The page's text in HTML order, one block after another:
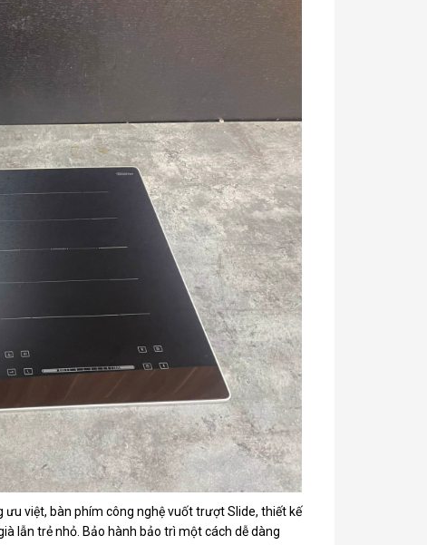
ưu việt, bàn phím công nghệ vuốt trượt Slide, thiết kế
lẫn trẻ nhỏ. Bảo hành bảo trì một cách dễ dàng